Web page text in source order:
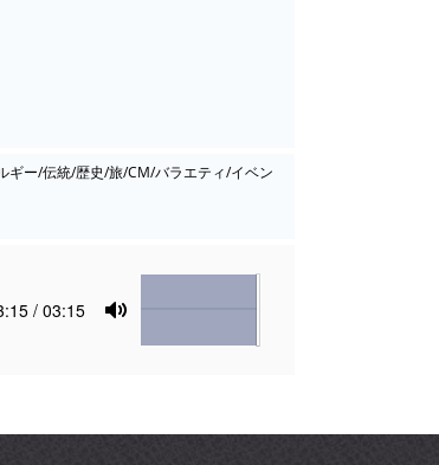
ギー/伝統/歴史/旅/CM/バラエティ/イベン
/ 03:15
Mute
Volume